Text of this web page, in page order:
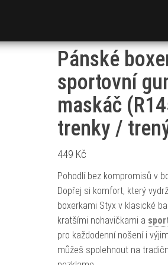
Pánské
sportovní
maskáč
trenky /
449 Kč
Pohodlí bez kompromisů v
Dopřej si komfort, který
boxerkami Styx v klasické
kratšími nohavičkami a
pro každodenní nošení i
můžeš spolehnout na